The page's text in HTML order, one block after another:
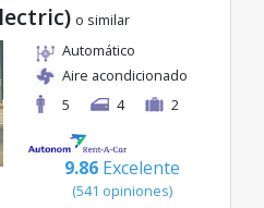
o similar
Automático
Aire acondicionado
5
4 2
9.86 Excelente
(541 opiniones)